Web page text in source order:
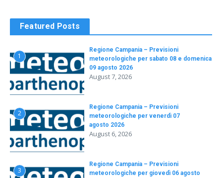
Featured Posts
1
Regione Campania – Previsioni
meteorologiche per sabato 08 e domenica
09 agosto 2026
August 7, 2026
2
Regione Campania – Previsioni
meteorologiche per venerdì 07
agosto 2026
August 6, 2026
3
Regione Campania – Previsioni
meteorologiche per giovedì 06 agosto